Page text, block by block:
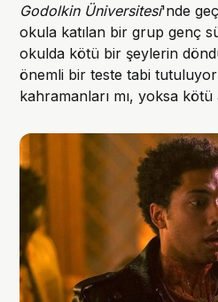
Godolkin Üniversitesi'nde
okula katılan bir grup genç
okulda kötü bir şeylerin
önemli bir teste tabi
kahramanları mı, yoksa kötü